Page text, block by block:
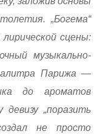
„Богема“
сцены:
музыкально-
Парижа —
до ароматов
„поразить
не просто